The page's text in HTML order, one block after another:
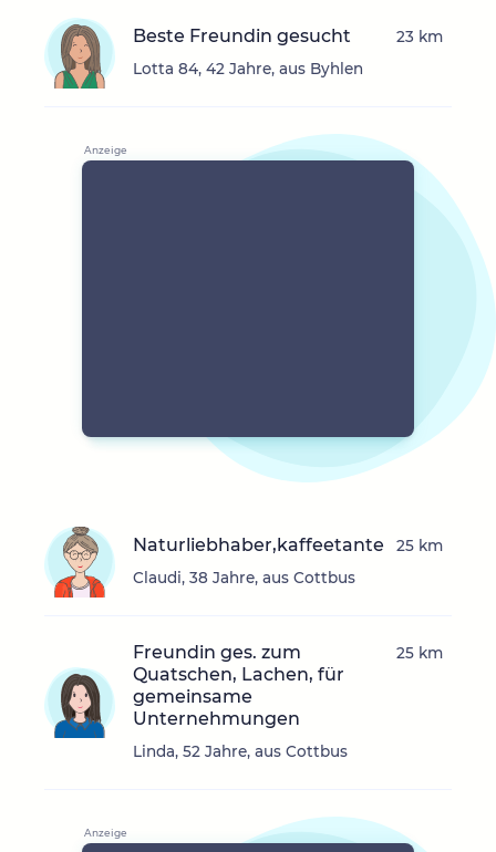
Beste Freundin gesucht
Lotta 84, 42 Jahre, aus Byhlen
23 km
Naturliebhaber,kaffeetante
Claudi, 38 Jahre, aus Cottbus
25 km
Freundin ges. zum
Quatschen, Lachen, für
gemeinsame
Unternehmungen
Linda, 52 Jahre, aus Cottbus
25 km